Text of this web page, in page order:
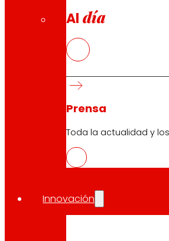
Al día
Prensa
Toda la actualidad y
Innovación